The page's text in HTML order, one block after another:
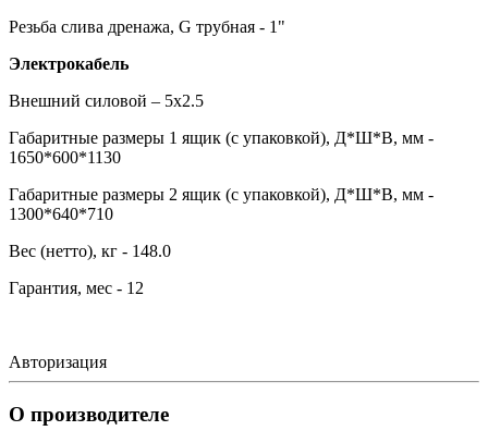
Резьба слива дренажа, G трубная - 1"
Электрокабель
Внешний силовой – 5х2.5
Габаритные размеры 1 ящик (с упаковкой), Д*Ш*В, мм -
1650*600*1130
Габаритные размеры 2 ящик (с упаковкой), Д*Ш*В, мм -
1300*640*710
Вес (нетто), кг - 148.0
Гарантия, мес - 12
Авторизация
О производителе